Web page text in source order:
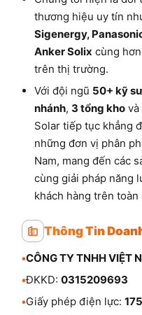
thương hiệu uy tín
Sigenergy,
Anker Solix cùng hơn
trên thị trường.
Với đội ngũ 50+ kỹ
nhánh, 3 tổng kho và
Solar tiếp tục khẳng
những đơn vị phân
Nam, mang đến các
cùng giải pháp năng
khách hàng trên toàn
Thông Tin
•CÔNG TY TNHH VIỆT
•ĐKKD: 0315209693
•Giấy phép điện lực: